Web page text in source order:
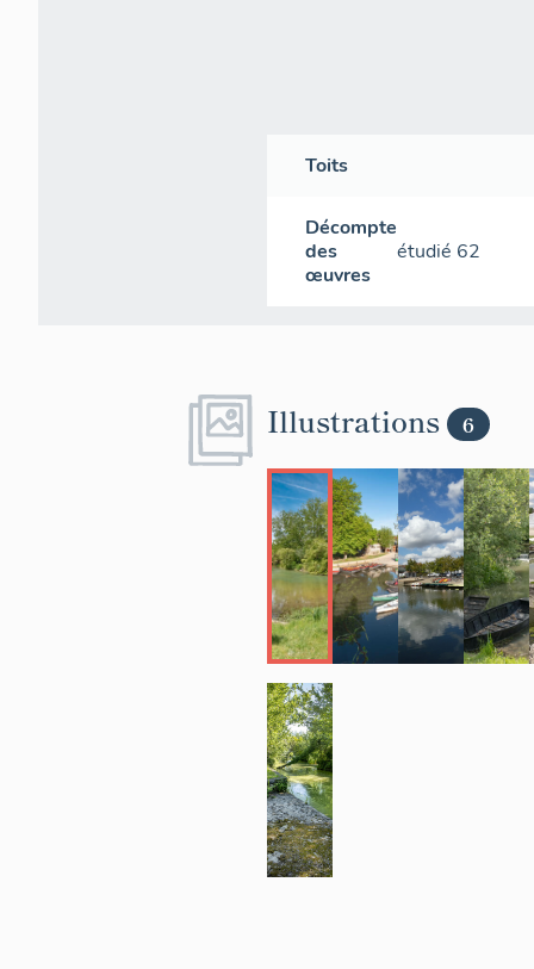
Toits
Décompte
des
œuvres
étudié 62
Illustrations 6